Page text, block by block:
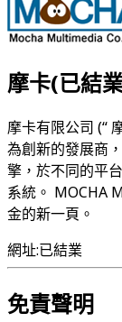
摩卡(已結
摩卡有限公司 (“
為創新的發展商
擎，於不同的平
系統。 MOCHA
金的新一頁。
網址:已結業
免責聲明